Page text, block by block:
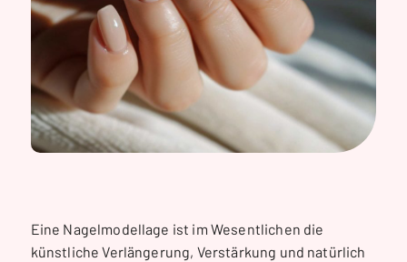
Eine Nagelmodellage ist im Wesentlichen die
künstliche Verlängerung, Verstärkung und natürlich